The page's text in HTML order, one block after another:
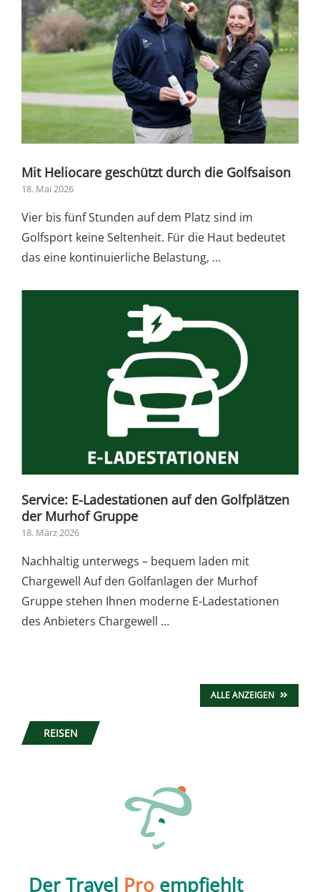
Mit Heliocare geschützt durch die Golfsaison
18. Mai 2026
Vier bis fünf Stunden auf dem Platz sind im
Golfsport keine Seltenheit. Für die Haut bedeutet
das eine kontinuierliche Belastung, …
Service: E-Ladestationen auf den Golfplätzen
der Murhof Gruppe
18. März 2026
Nachhaltig unterwegs – bequem laden mit
Chargewell Auf den Golfanlagen der Murhof
Gruppe stehen Ihnen moderne E-Ladestationen
des Anbieters Chargewell …
ALLE ANZEIGEN
REISEN
Der Travel Pro empfiehlt